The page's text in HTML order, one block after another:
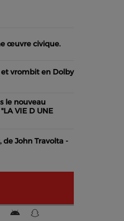
œuvre civique.
et vrombit en Dolby
le nouveau
VIE D UNE
de John Travolta -